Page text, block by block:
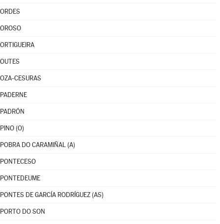
ORDES
OROSO
ORTIGUEIRA
OUTES
OZA-CESURAS
PADERNE
PADRÓN
PINO (O)
POBRA DO CARAMIÑAL (A)
PONTECESO
PONTEDEUME
PONTES DE GARCÍA RODRÍGUEZ (AS)
PORTO DO SON